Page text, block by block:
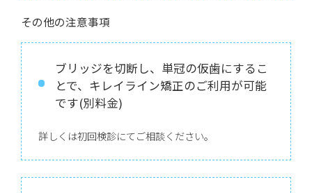
その他の注意事項
ブリッジを切断し、単冠の仮歯にするこ
とで、キレイライン矯正のご利用が可能
です(別料金)
詳しくは初回検診にてご相談ください。